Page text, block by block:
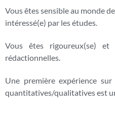
Vous êtes sensible au monde
intéressé(e) par les études.
Vous êtes rigoureux(se)
rédactionnelles.
Une première expérience
quantitatives/qualitatives est